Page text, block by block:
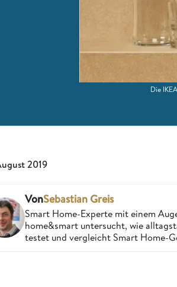
Die
2019
VonSebastian Greis
Smart Home-Experte mit einem
home&smart untersucht, wie
testet und vergleicht Smart Home-